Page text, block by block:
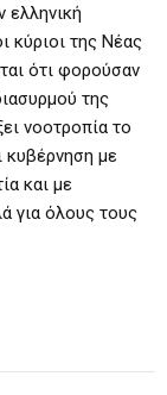
ελληνική
κύριοι της Νέας
ότι φορούσαν
της
νοοτροπία το
κυβέρνηση με
και με
για όλους τους